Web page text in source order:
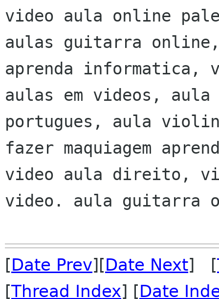
video aula online
aulas guitarra
aprenda informatica,
aulas em videos,
portugues, aula
fazer maquiagem
video aula direito,
video. aula guitarra
[Date Prev][Date Next] [
[Thread Index] [Date